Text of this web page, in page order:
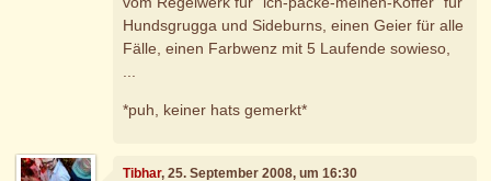
Hundsgrugga und Sideburns, einen Geier für alle
Fälle, einen Farbwenz mit 5 Laufende sowieso,
*puh, keiner hats gemerkt*
Tibhar, 25. September 2008, um 16:30